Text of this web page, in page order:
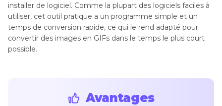
installer de logiciel. Comme la plupart des logiciels faciles à
utiliser, cet outil pratique a un programme simple et un
temps de conversion rapide, ce qui le rend adapté pour
convertir des images en GIFs dans le temps le plus court
possible.
Avantages